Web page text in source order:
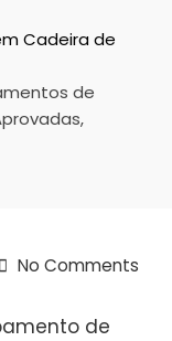
Cadeira de
de
No Comments
de